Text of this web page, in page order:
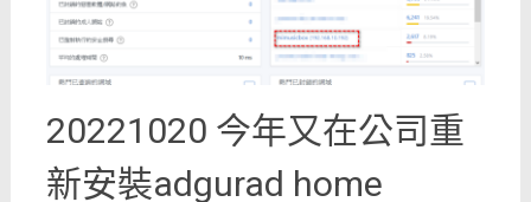
20221020 今年又在公司重
新安裝adgurad home